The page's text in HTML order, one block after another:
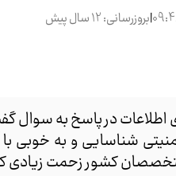
|بروزرسانی: 12 سال پیش
اطلاعات در پاسخ به سوال
شناسایی و به خوبی با
کشور زحمت زیادی